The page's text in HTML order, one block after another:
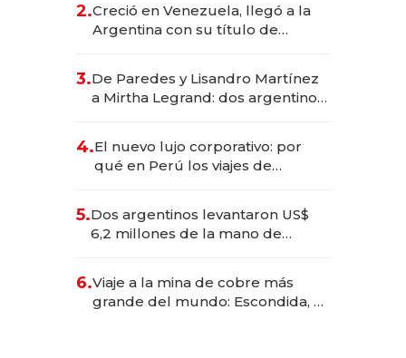
2.Creció en Venezuela, llegó a la
Argentina con su título de
las marcas "fast premium"
3.De Paredes y Lisandro Martínez
a Mirtha Legrand: dos argentinos
4.El nuevo lujo corporativo: por
qué en Perú los viajes de
para convertirse en experiencias
transformadoras
5.Dos argentinos levantaron US$
6,2 millones de la mano de
6.Viaje a la mina de cobre más
grande del mundo: Escondida, el